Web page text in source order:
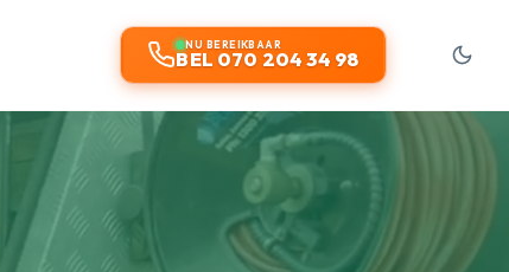
NU BEREIKBAAR
BEL 070 204 34 98